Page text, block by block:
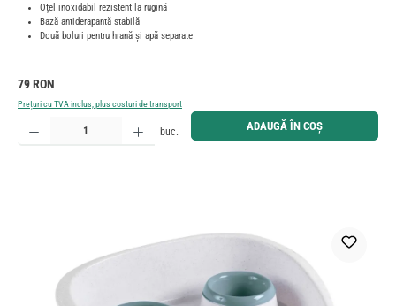
Oțel inoxidabil rezistent la rugină
Bază antiderapantă stabilă
Două boluri pentru hrană și apă separate
Preț obișnuit:
79 RON
Prețuri cu TVA inclus, plus costuri de transport
Cantitate produs: Introduceți cantitatea dorită sau utilizați butoanele pentru a mări sau micșora
buc. ADAUGĂ ÎN COȘ